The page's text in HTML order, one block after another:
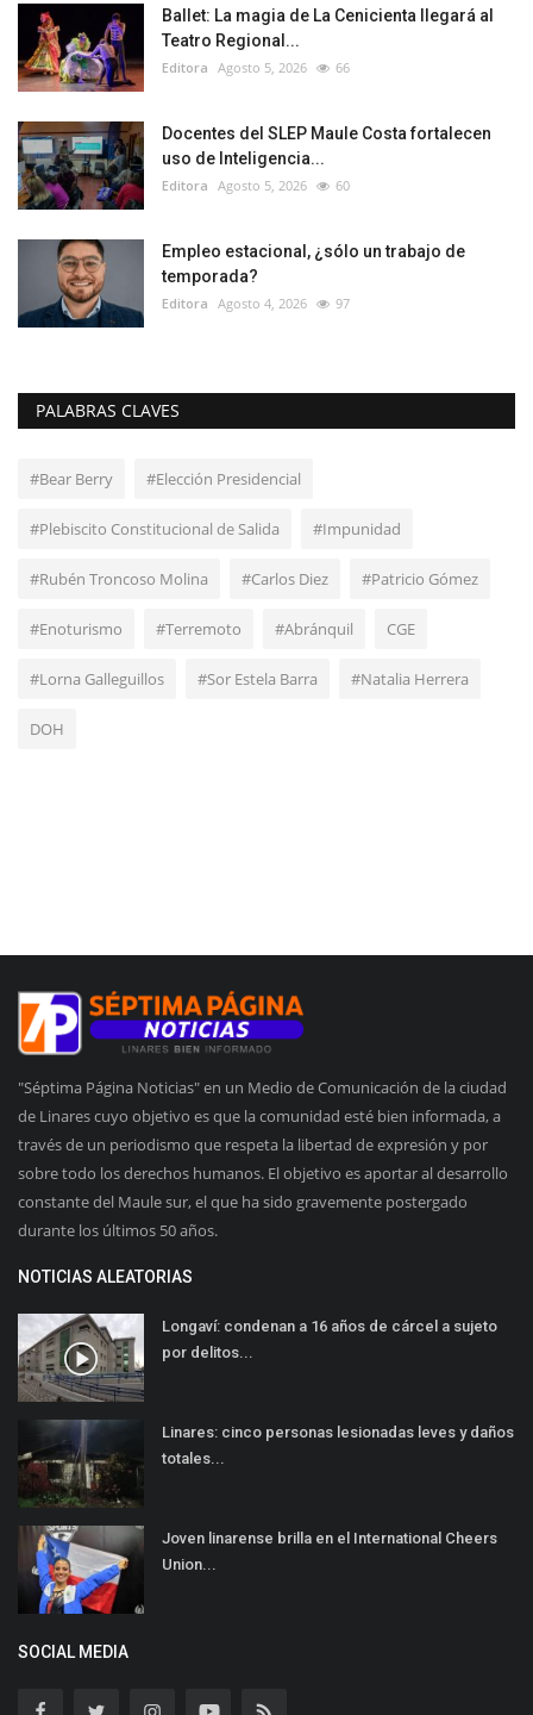
Ballet: La magia de La Cenicienta llegará al
Teatro Regional...
Editora Agosto 5, 2026 66
Docentes del SLEP Maule Costa fortalecen
uso de Inteligencia...
Editora Agosto 5, 2026 60
Empleo estacional, ¿sólo un trabajo de
temporada?
Editora Agosto 4, 2026 97
PALABRAS CLAVES
#Bear Berry #Elección Presidencial
#Plebiscito Constitucional de Salida #Impunidad
#Rubén Troncoso Molina #Carlos Diez #Patricio Gómez
#Enoturismo #Terremoto #Abránquil CGE
#Lorna Galleguillos #Sor Estela Barra #Natalia Herrera
DOH
"Séptima Página Noticias" en un Medio de Comunicación de la ciudad
de Linares cuyo objetivo es que la comunidad esté bien informada, a
través de un periodismo que respeta la libertad de expresión y por
sobre todo los derechos humanos. El objetivo es aportar al desarrollo
constante del Maule sur, el que ha sido gravemente postergado
durante los últimos 50 años.
NOTICIAS ALEATORIAS
Longaví: condenan a 16 años de cárcel a sujeto
por delitos...
Linares: cinco personas lesionadas leves y daños
totales...
Joven linarense brilla en el International Cheers
Union...
SOCIAL MEDIA